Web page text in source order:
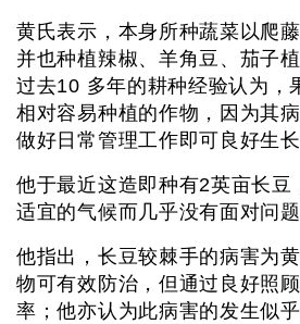
黄氏表示，本身所种蔬菜以爬
并也种植辣椒、羊角豆、茄子
过去10 多年的耕种经验认为，
相对容易种植的作物，因为其
做好日常管理工作即可良好生长
他于最近这造即种有2英亩长豆
适宜的气候而几乎没有面对
他指出，长豆较棘手的病害为
物可有效防治，但通过良好照
率；他亦认为此病害的发生似